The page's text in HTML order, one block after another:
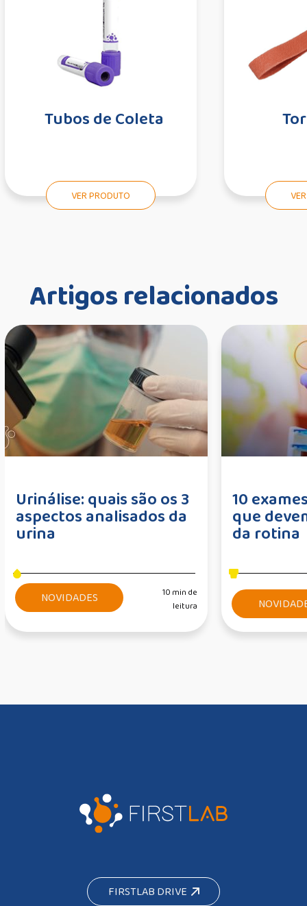
Tubos de Coleta
VER PRODUTO
Artigos relacionados
Urinálise: quais são os 3
aspectos analisados da
urina
NOVIDADES
10 min de
leitura
10
que
da rotina
FIRSTLAB DRIVE